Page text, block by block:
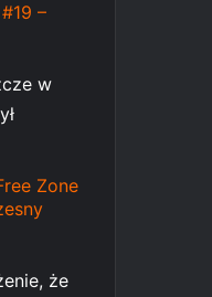
–
w
Zone
że